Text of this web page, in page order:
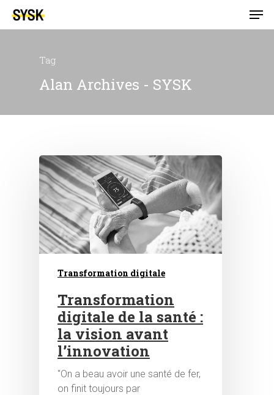
Hit enter to search or ESC to close
Tag
Alan Archives - SYSK
Transformation digitale
Transformation
digitale de la santé :
la vision avant
l’innovation
"On a beau avoir une santé de fer,
on finit toujours par